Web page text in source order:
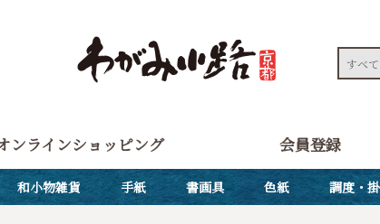
ンラインショッピング 会員登録
和小物雑貨 手紙 書画具 色紙 調度・